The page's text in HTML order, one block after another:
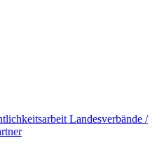
Landesverbände /